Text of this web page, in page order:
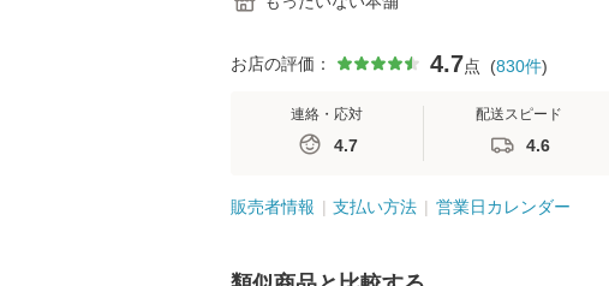
お店の評価： 4.7点 (830件)
連絡・応対
4.7
配送スピード
4.6
販売者情報 支払い方法 営業日カレンダー